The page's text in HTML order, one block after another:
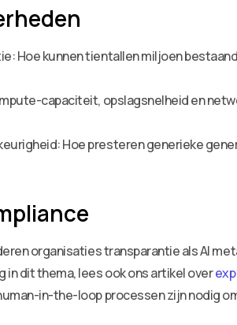
Hoe kunnen tientallen miljoen
capaciteit, opslagsnelheid en
Hoe presteren generieke
organisaties transparantie als AI
in dit thema, lees ook ons artikel over
in-the-loop processen zijn nodig